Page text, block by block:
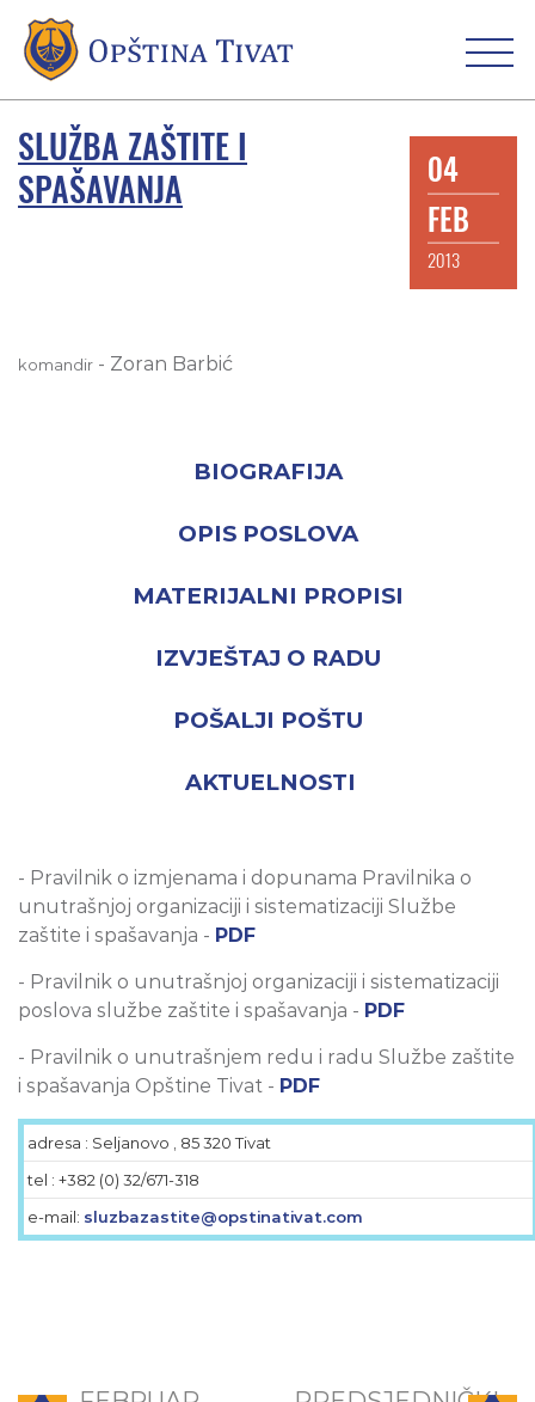
SLUŽBA ZAŠTITE I
SPAŠAVANJA
04
FEB
2013
komandir - Zoran Barbić
BIOGRAFIJA
OPIS POSLOVA
MATERIJALNI PROPISI
IZVJEŠTAJ O RADU
POŠALJI POŠTU
AKTUELNOSTI
- Pravilnik o izmjenama i dopunama Pravilnika o
unutrašnjoj organizaciji i sistematizaciji Službe
zaštite i spašavanja - PDF
- Pravilnik o unutrašnjoj organizaciji i sistematizaciji
poslova službe zaštite i spašavanja - PDF
- Pravilnik o unutrašnjem redu i radu Službe zaštite
i spašavanja Opštine Tivat - PDF
adresa : Seljanovo , 85 320 Tivat
tel : +382 (0) 32/671-318
e-mail: sluzbazastite@opstinativat.com